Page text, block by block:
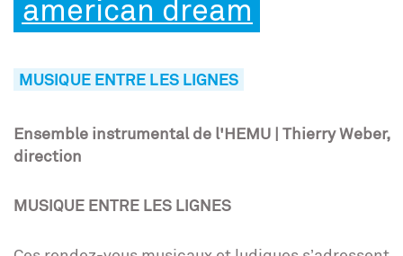
american dream
MUSIQUE ENTRE LES LIGNES
Ensemble instrumental de l'HEMU | Thierry Weber,
direction
MUSIQUE ENTRE LES LIGNES